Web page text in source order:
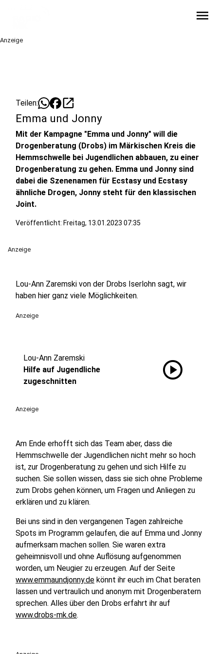
menu
Anzeige
Teilen: open_in_new
Emma und Jonny
Mit der Kampagne "Emma und Jonny" will die
Drogenberatung (Drobs) im Märkischen Kreis die
Hemmschwelle bei Jugendlichen abbauen, zu einer
Drogenberatung zu gehen. Emma und Jonny sind
dabei die Szenenamen für Ecstasy und Ecstasy
ähnliche Drogen, Jonny steht für den klassischen
Joint.
Veröffentlicht: Freitag, 13.01.2023 07:35
Anzeige
Lou-Ann Zaremski von der Drobs Iserlohn sagt, wir
haben hier ganz viele Möglichkeiten.
Anzeige
Lou-Ann Zaremski
Hilfe auf Jugendliche
zugeschnitten
play_circle
Anzeige
Am Ende erhofft sich das Team aber, dass die
Hemmschwelle der Jugendlichen nicht mehr so hoch
ist, zur Drogenberatung zu gehen und sich Hilfe zu
suchen. Sie sollen wissen, dass sie sich ohne Probleme
zum Drobs gehen können, um Fragen und Anliegen zu
erklären und zu klären.
Bei uns sind in den vergangenen Tagen zahlreiche
Spots im Programm gelaufen, die auf Emma und Jonny
aufmerksam machen sollen. Sie waren extra
geheimnisvoll und ohne Auflösung aufgenommen
worden, um Neugier zu erzeugen. Auf der Seite
www.emmaundjonny.de könnt ihr euch im Chat beraten
lassen und vertraulich und anonym mit Drogenberatern
sprechen. Alles über den Drobs erfahrt ihr auf
www.drobs-mk.de.